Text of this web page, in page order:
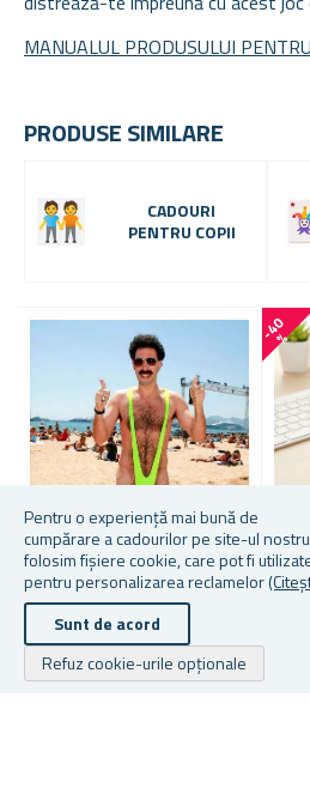
Pentru o experiență mai bună de
cumpărare a cadourilor pe site-ul
folosim fișiere cookie, care pot fi
pentru personalizarea reclamelor
Sunt de acord
Refuz cookie-urile opționale
MANUALUL PRODUSULUI
PRODUSE SIMILARE
CADOURI
PENTRU COPII
Fi ca Borat!
BORAT COSTUM DE BAIE
MANKINI
★★★★★
★★★★★
-
4
0
%